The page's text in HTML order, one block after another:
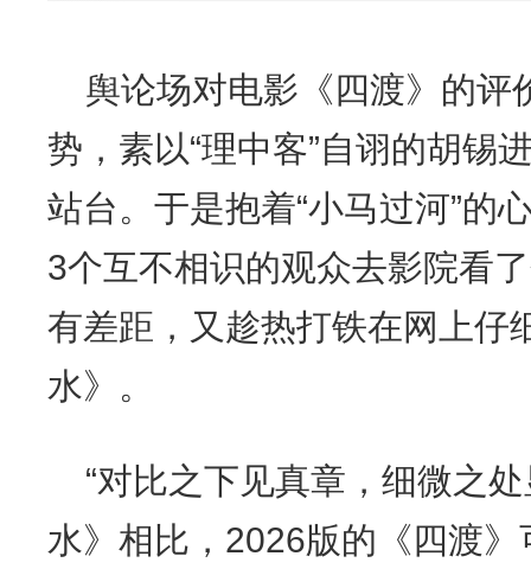
舆论场对电影《四渡》的评
势，素以“理中客”自诩的胡锡
站台。于是抱着“小马过河”的
3个互不相识的观众去影院看
有差距，又趁热打铁在网上仔
水》。
“对比之下见真章，细微之
水》相比，2026版的《四渡